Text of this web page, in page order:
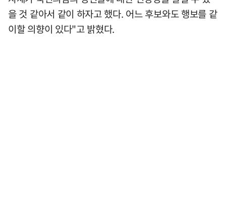
을 것 같아서 같이 하자고 했다. 어느 후보와도 행보를 같
이할 의향이 있다"고 밝혔다.